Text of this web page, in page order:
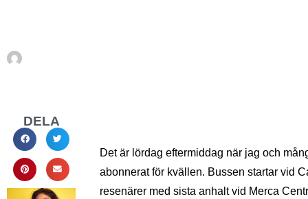
DELA
Det är lördag eftermiddag när jag och
abonnerat för kvällen. Bussen startar vid
resenärer med sista anhalt vid Merca